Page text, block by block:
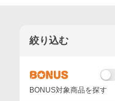
絞り込む
BONUS対象商品を探す